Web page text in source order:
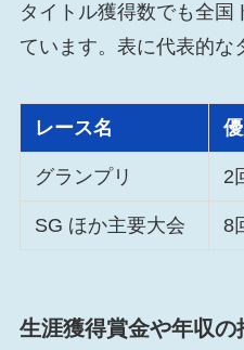
タイトル獲得数でも全国
ています。表に代表的な
レース名
グランプリ 2
SG ほか主要大会 8
生涯獲得賞金や年収の